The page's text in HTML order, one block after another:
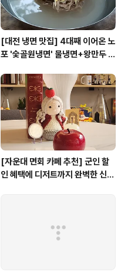
[대전 냉면 맛집] 4대째 이어온 노
포 '숯골원냉면' 물냉면+왕만두 조
[자운대 면회 카페 추천] 군인 할
인 혜택에 디저트까지 완벽한 신성